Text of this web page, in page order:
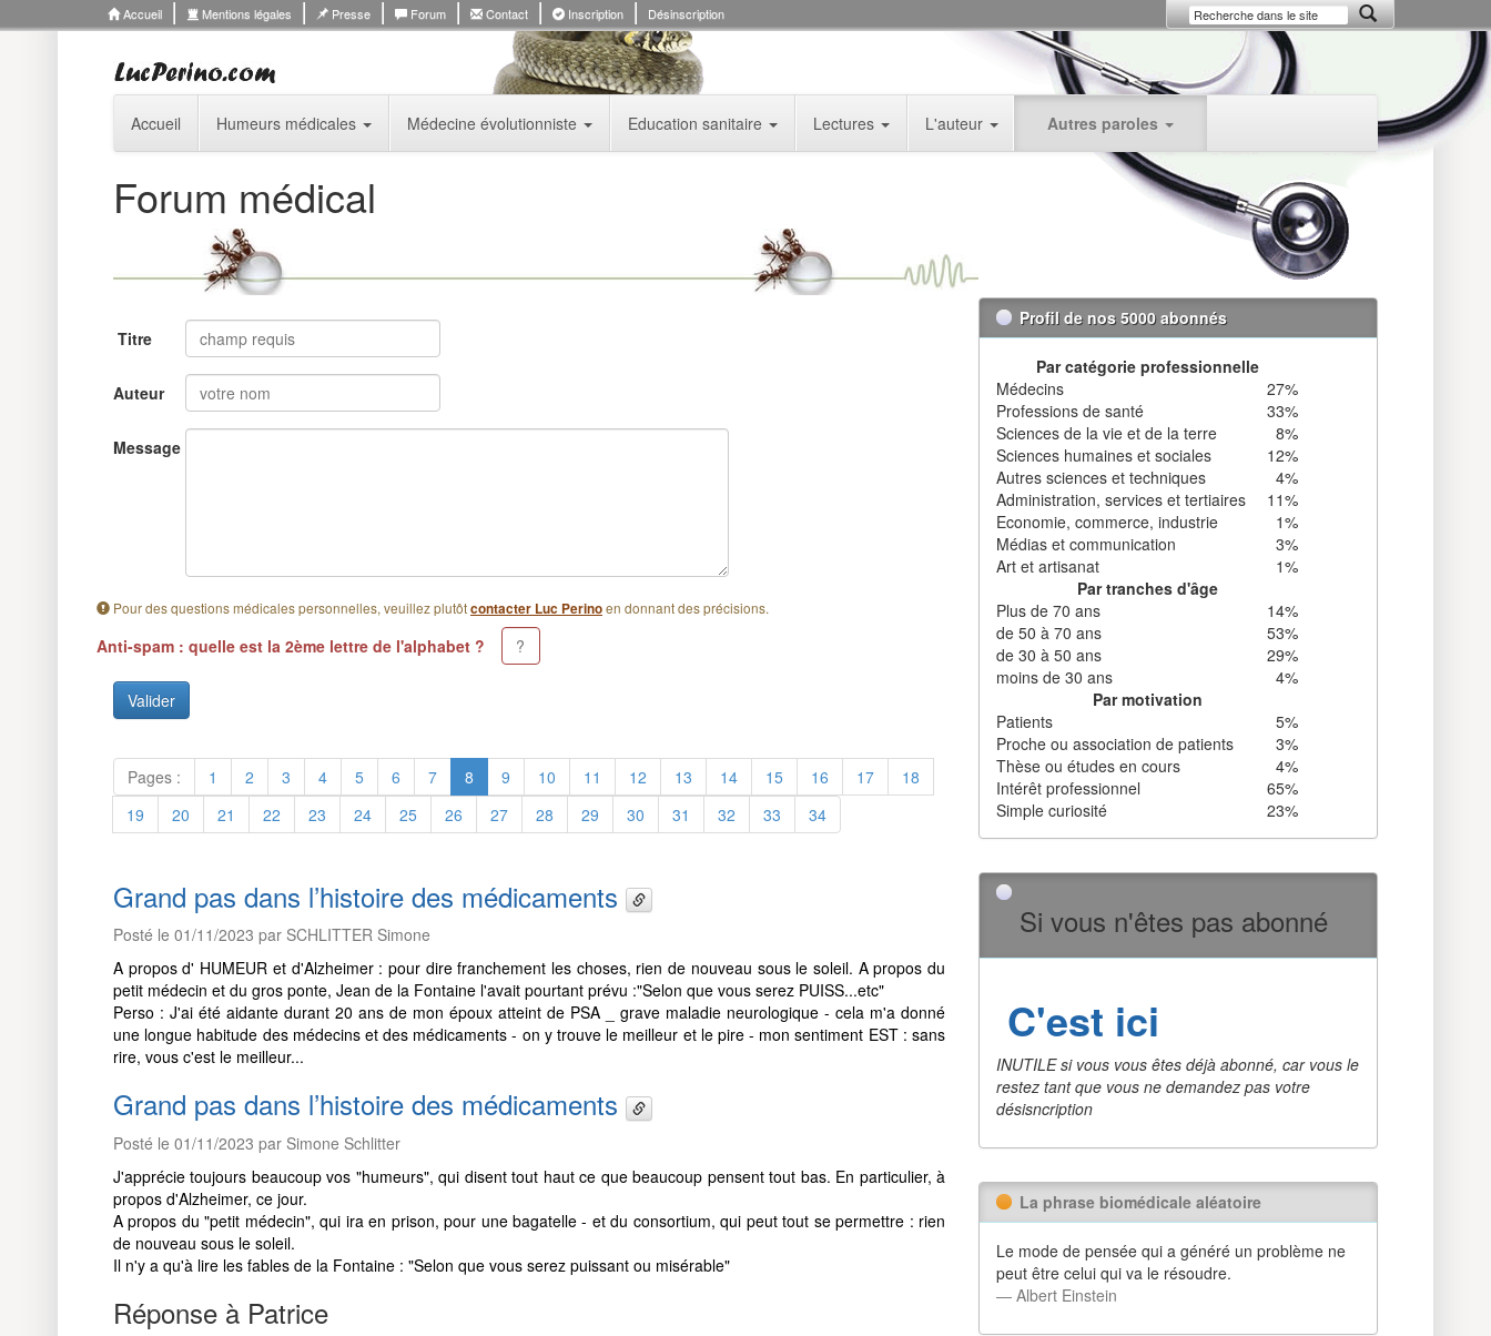
Accueil Mentions légales Presse Forum Contact Inscription Désinscription
Accueil Humeurs médicales Médecine évolutionniste Education sanitaire Lectures L'auteur Autres paroles
Forum médical
Titre
Auteur
Message
Pour des questions médicales personnelles, veuillez plutôtcontacter Luc Perinoen donnant des précisions.
Anti-spam : quelle est la 2ème lettre de l'alphabet ?
Pages : 1 2 3 4 5 6 7 8 9 10 11 12 13 14 15 16 17
18
19
20 21 22 23 24 25 26 27 28 29 30 31 32 33 34
Grand pas dans l’histoire des médicaments
Posté le 01/11/2023 par SCHLITTER Simone
A propos d' HUMEUR et d'Alzheimer : pour dire franchement les choses, rien de nouveau sous le soleil. A propos du
petit médecin et du gros ponte, Jean de la Fontaine l'avait pourtant prévu :"Selon que vous serez PUISS...etc"
Perso : J'ai été aidante durant 20 ans de mon époux atteint de PSA _ grave maladie neurologique - cela m'a donné
une longue habitude des médecins et des médicaments - on y trouve le meilleur et le pire - mon sentiment EST : sans
rire, vous c'est le meilleur...
Grand pas dans l’histoire des médicaments
Posté le 01/11/2023 par Simone Schlitter
J'apprécie toujours beaucoup vos "humeurs", qui disent tout haut ce que beaucoup pensent tout bas. En particulier, à
propos d'Alzheimer, ce jour.
A propos du "petit médecin", qui ira en prison, pour une bagatelle - et du consortium, qui peut tout se permettre : rien
de nouveau sous le soleil.
Il n'y a qu'à lire les fables de la Fontaine : "Selon que vous serez puissant ou misérable"
Réponse à Patrice
Profil de nos 5000 abonnés
Par catégorie professionnelle
Médecins
27%
Professions de santé
33%
Sciences de la vie et de la terre
8%
Sciences humaines et sociales
12%
Autres sciences et techniques
4%
Administration, services et tertiaires
11%
Economie, commerce, industrie
1%
Médias et communication
3%
Art et artisanat
1%
Par tranches d'âge
Plus de 70 ans
14%
de 50 à 70 ans
53%
de 30 à 50 ans
29%
moins de 30 ans
4%
Par motivation
Patients
5%
Proche ou association de patients
3%
Thèse ou études en cours
4%
Intérêt professionnel
65%
Simple curiosité
23%
Si vous n'êtes pas abonné
C'est ici
INUTILE si vous vous êtes déjà abonné, car vous le
restez tant que vous ne demandez pas votre
désisncription
La phrase biomédicale aléatoire
Le mode de pensée qui a généré un problème ne
peut être celui qui va le résoudre.
― Albert Einstein